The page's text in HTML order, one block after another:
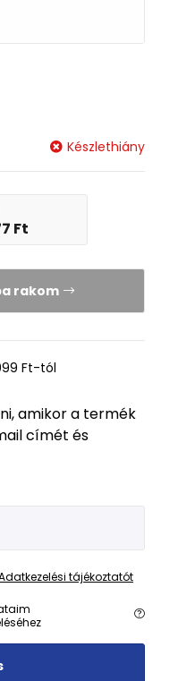
Készlethiány
Ft
rakom
Ft-tól
amikor a termék
címét és
tájékoztatót